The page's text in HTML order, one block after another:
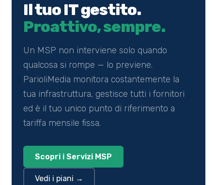
Il tuo IT gestito.
Proattivo, sempre.
Un MSP non interviene solo quando
qualcosa si rompe — lo previene.
ParioliMedia monitora costantemente la
tua infrastruttura, gestisce tutti i fornitori
ed è il tuo unico punto di riferimento a
tariffa mensile fissa.
Scopri i Servizi MSP
Vedi i piani →